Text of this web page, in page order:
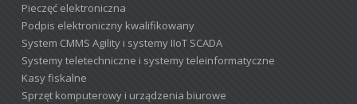
Pieczęć elektroniczna
Podpis elektroniczny kwalifikowany
System CMMS Agility i systemy IIoT SCADA
Systemy teletechniczne i systemy teleinformatyczne
Kasy fiskalne
Sprzęt komputerowy i urządzenia biurowe